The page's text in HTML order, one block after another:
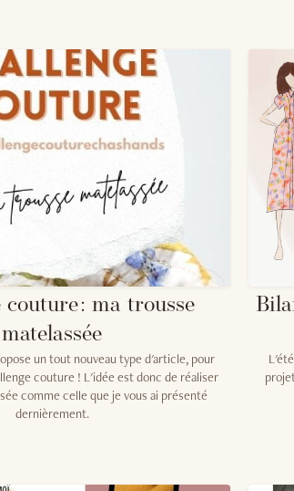
couture : ma trousse
matelassée
un tout nouveau type d'article, pour
couture ! L'idée est donc de réaliser
comme celle que je vous ai présenté
dernièrement.